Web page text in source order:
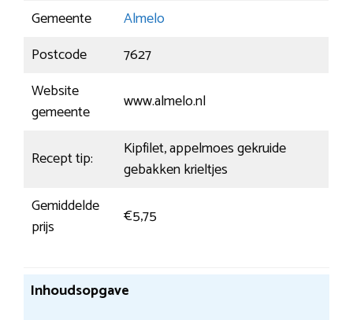
Gemeente
Almelo
Postcode
7627
Website
gemeente
www.almelo.nl
Recept tip:
Kipfilet, appelmoes gekruide
gebakken krieltjes
Gemiddelde
prijs
€5,75
Inhoudsopgave